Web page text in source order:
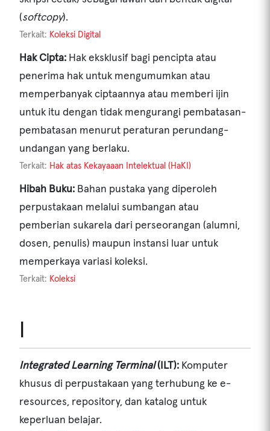
(softcopy).
Terkait: Koleksi Digital
Hak Cipta: Hak eksklusif bagi pencipta atau
penerima hak untuk mengumumkan atau
memperbanyak ciptaannya atau memberi ijin
untuk itu dengan tidak mengurangi pembatasan-
pembatasan menurut peraturan perundang-
undangan yang berlaku.
Terkait: Hak atas Kekayaaan Intelektual (HaKI)
Hibah Buku: Bahan pustaka yang diperoleh
perpustakaan melalui sumbangan atau
pemberian sukarela dari perseorangan (alumni,
dosen, penulis) maupun instansi luar untuk
memperkaya variasi koleksi.
Terkait: Koleksi
I
Integrated Learning Terminal(ILT): Komputer
khusus di perpustakaan yang terhubung ke e-
resources, repository, dan katalog untuk
keperluan belajar.
KRITERIA
JENIS KOLEKSI
Cari